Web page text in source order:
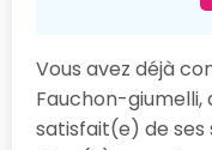
Vous avez déjà
Fauchon-giumelli,
satisfait(e) de ses